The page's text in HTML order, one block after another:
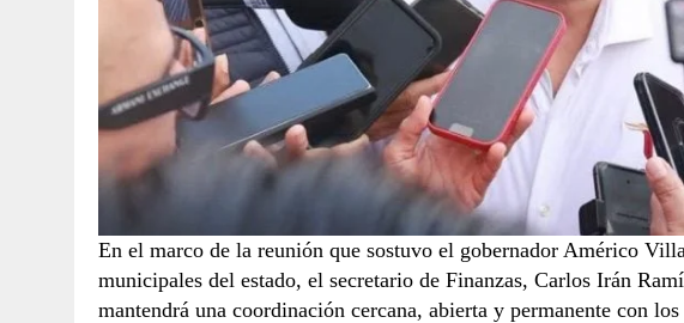
En el marco de la reunión que sostuvo el gobernador Américo
municipales del estado, el secretario de Finanzas, Carlos Irán
mantendrá una coordinación cercana, abierta y permanente con